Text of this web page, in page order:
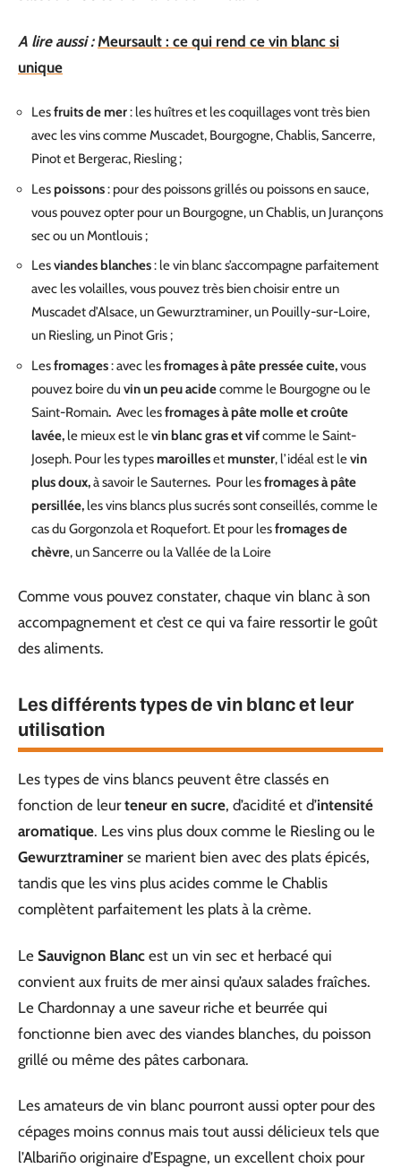
A lire aussi : Meursault : ce qui rend ce vin blanc si
unique
Lesfruits de mer: les huîtres et les coquillages vont très bien
avec les vins comme Muscadet, Bourgogne, Chablis, Sancerre,
Pinot et Bergerac, Riesling ;
Lespoissons: pour des poissons grillés ou poissons en sauce,
vous pouvez opter pour un Bourgogne, un Chablis, un Jurançons
sec ou un Montlouis ;
Lesviandes blanches: le vin blanc s’accompagne parfaitement
avec les volailles, vous pouvez très bien choisir entre un
Muscadet d’Alsace, unGewurztraminer, un Pouilly-sur-Loire,
un Riesling, un Pinot Gris ;
Lesfromages: avec lesfromages à pâte pressée cuite,vous
pouvez boire du vin un peu acidecomme le Bourgogne ou le
Saint-Romain. Avec lesfromages à pâte molle et croûte
lavée, le mieux est levin blanc gras et vifcomme le Saint-
Joseph. Pour les typesmaroillesetmunster, l’idéal est levin
plus doux,à savoir le Sauternes. Pour lesfromages à pâte
persillée, les vins blancs plus sucrés sont conseillés, comme le
cas du Gorgonzola et Roquefort. Et pour lesfromages de
chèvre, un Sancerre ou la Vallée de la Loire
Comme vous pouvez constater, chaque vin blanc à son
accompagnement et c’est ce qui va faire ressortir le goût
des aliments.
Les différents types de vin blanc et leur
utilisation
Les types de vins blancs peuvent être classés en
fonction de leurteneur en sucre, d’acidité et d’intensité
aromatique. Les vins plus doux comme le Riesling ou le
Gewurztraminer se marient bien avec des plats épicés,
tandis que les vins plus acides comme le Chablis
complètent parfaitement les plats à la crème.
Le Sauvignon Blanc est un vin sec et herbacé qui
convient aux fruits de mer ainsi qu’aux salades fraîches.
Le Chardonnay a une saveur riche et beurrée qui
fonctionne bien avec des viandes blanches, du poisson
grillé ou même des pâtes carbonara.
Les amateurs de vin blanc pourront aussi opter pour des
cépages moins connus mais tout aussi délicieux tels que
l’Albariño originaire d’Espagne, un excellent choix pour